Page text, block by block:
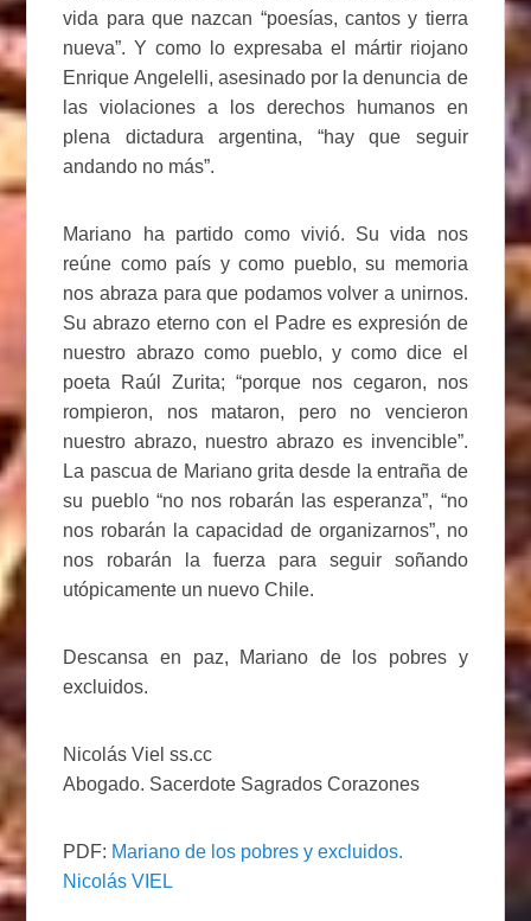
vida para que nazcan “poesías, cantos y tierra
nueva”. Y como lo expresaba el mártir riojano
Enrique Angelelli, asesinado por la denuncia de
las violaciones a los derechos humanos en
plena dictadura argentina, “hay que seguir
andando no más”.
Mariano ha partido como vivió. Su vida nos
reúne como país y como pueblo, su memoria
nos abraza para que podamos volver a unirnos.
Su abrazo eterno con el Padre es expresión de
nuestro abrazo como pueblo, y como dice el
poeta Raúl Zurita; “porque nos cegaron, nos
rompieron, nos mataron, pero no vencieron
nuestro abrazo, nuestro abrazo es invencible”.
La pascua de Mariano grita desde la entraña de
su pueblo “no nos robarán las esperanza”, “no
nos robarán la capacidad de organizarnos”, no
nos robarán la fuerza para seguir soñando
utópicamente un nuevo Chile.
Descansa en paz, Mariano de los pobres y
excluidos.
Nicolás Viel ss.cc
Abogado. Sacerdote Sagrados Corazones
PDF: Mariano de los pobres y excluidos.
Nicolás VIEL